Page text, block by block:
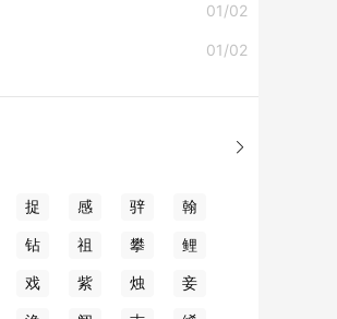
01/02
01/02

捉 感 骍 翰
钻 祖 攀 鲤
戏 紫 烛 妾